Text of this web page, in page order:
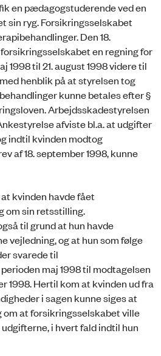
en pædagogstuderende ved en
sin ryg. Forsikringsselskabet
Den 18.
en regning for
1998 til 21. august 1998 videre til
henblik på at styrelsen tog
kunne betales efter §
Arbejdsskadestyrelsen
afviste bl.a. at udgifter
indtil kvinden modtog
af 18. september 1998, kunne
kvinden havde fået
om sin retsstilling.
til grund at hun havde
vejledning, og at hun som følge
svarede til
maj 1998 til modtagelsen
1998. Hertil kom at kvinden ud fra
i sagen kunne siges at
om at forsikringsselskabet ville
i hvert fald indtil hun